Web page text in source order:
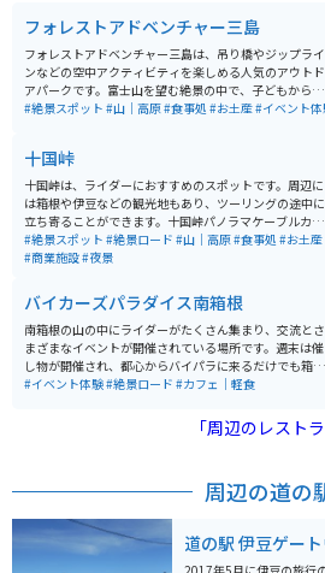
フォレストアドベンチャー三島
フォレストアドベンチャー三島は、吊り橋やジップライ
ンなどの空中アクティビティを楽しめる人気のアウトド
アパークです。富士山を望む絶景の中で、子どもから大
人までスリル満点の体験ができます。特に日本最長級の
#絶景スポット #山｜高原#食事処 #お土産#イベント
十国峠
十国峠は、ライダーにおすすめのスポットです。周辺に
は箱根や伊豆などの観光地もあり、ツーリングの途中に
立ち寄ることができます。十国峠パノラマケーブルカー
を利用することで、景色を楽しみながら山頂まで行くこ
ともできます。山頂からは360度の大パノラマが広が
ます。
#絶景スポット #絶景ロード #山｜高原#食事処 #お土産
#商業施設#夜景
バイカーズパラダイス南箱根
南箱根の山の中にライダーがたくさん集まり、交流とさ
まざまなイベントが開催されている場所です。週末は催
し物が開催され、都心からバイパラに来るだけでも箱根
の山道を気持ちよく走れるツーリングスポットです。 た
し、随時新しいバイク展示車両があるので跨りにくるも
よし。車で来てバイクレンタルで箱根の山々をツーリン
#イベント体験#絶景ロード #カフェ｜軽食
「周辺のレスト
周辺の道の
道の駅 伊豆ゲー